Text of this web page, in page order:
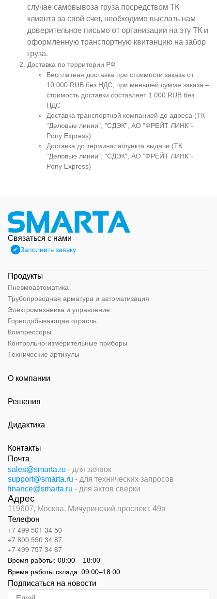
случае самовывоза груза посредством ТК
клиента за свой счет, необходимо выслать нам
доверительное письмо от организации на эту ТК и
оформленную транспортную квитанцию на забор
груза.
Доставка по территории РФ
Бесплатная доставка при стоимости заказа от
10.000 RUB без НДС, при меньшей сумме заказа –
стоимость доставки составляет 1.000 RUB без
НДС
Доставка транспортной компанией до адреса (ТК
"Деловые линии", "СДЭК", АО "ФРЕЙТ ЛИНК"-
Pony Express)
Доставка до терминала/пункта выдачи (ТК
"Деловые линии", "СДЭК", АО "ФРЕЙТ ЛИНК"-
Pony Express)
Связаться с нами
Заполнить заявку
Продукты
Пневмоавтоматика
Трубопроводная арматура и автоматизация
Электромеханика и управление
Горнодобывающая отрасль
Компрессоры
Контрольно-измерительные приборы
Технические артикулы
О компании
Решения
Дидактика
Контакты
Почта
sales@smarta.ru - для заявок
support@smarta.ru - для технических запросов
finance@smarta.ru - для актов сверки
Адрес
119607, Москва, Мичуринский проспект, 49а
Телефон
+7 499 501 34 50
+7 800 550 34 87
+7 499 757 34 87
Время работы: 08:00 – 18:00
Время работы склада: 09:00–18:00
Подписаться на новости